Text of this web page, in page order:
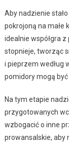
Aby nadzienie
pokrojoną na małe
idealnie współgra
stopnieje, tworząc
i pieprzem według
pomidory mogą być
Na tym etapie
przygotowanych
wzbogacić o inne
prowansalskie, aby